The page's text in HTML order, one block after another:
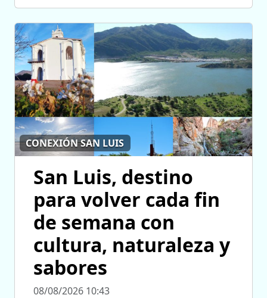
CONEXIÓN SAN LUIS
San Luis, destino
para volver cada fin
de semana con
cultura, naturaleza y
sabores
08/08/2026 10:43